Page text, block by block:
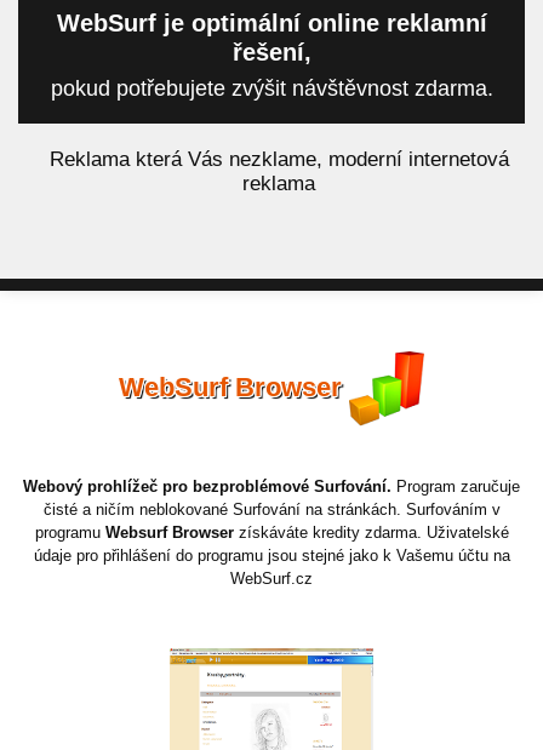
WebSurf je optimální online reklamní
řešení,
pokud potřebujete zvýšit návštěvnost zdarma.
Reklama která Vás nezklame, moderní internetová
reklama
WebSurf Browser
Webový prohlížeč pro bezproblémové Surfování. Program zaručuje
čisté a ničím neblokované Surfování na stránkách. Surfováním v
programu Websurf Browserzískáváte kredity zdarma. Uživatelské
údaje pro přihlášení do programu jsou stejné jako k Vašemu účtu na
WebSurf.cz